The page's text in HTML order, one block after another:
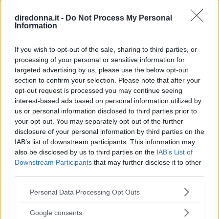
diredonna.it - Do Not Process My Personal
Information
If you wish to opt-out of the sale, sharing to third parties, or
processing of your personal or sensitive information for
targeted advertising by us, please use the below opt-out
section to confirm your selection. Please note that after your
opt-out request is processed you may continue seeing
interest-based ads based on personal information utilized by
us or personal information disclosed to third parties prior to
your opt-out. You may separately opt-out of the further
disclosure of your personal information by third parties on the
IAB’s list of downstream participants. This information may
also be disclosed by us to third parties on the IAB’s List of
Downstream Participants that may further disclose it to other
Please note that this website/app uses one or more Google
not limited to your visit or usage behaviour. You may click to
Personal Data Processing Opt Outs
Google consents
Barrette con frutta secca: 5
benefici per chi cerca uno snack
salutare
Quando si opta per opzioni fatte in casa o con un buon
profilo nutrizionale, le barrette con frutta secca permettono
di recuperare energia e apportare nutrienti preziosi. Sei tra
quelli a cui piace mangiare qualcosa di dolce a metà
giornata e che cercano snack pratici da portare ovunque?
Le barrette con frutta secca sono diventate un'opzione
molto popolare perché, oltre a essere una buona fonte di
nutrienti, possono essere consumate ovunque senza
bisogno di ricorrere a dolciumi ultraprocessati. Che tu le
prepari in casa o che ricorra a barrette con frutta secca
salutari, questo tipo di snack è perfetto per l'ufficio, tra una
riunione e l'altra, dopo un allenamento in palestra o anche
in quei giorni in cui vai di fretta. Ti condividiamo 5 motivi
per cui dovresti averne sempre qualcuna in borsa. 1. Puoi
REDAZIONE DIREDONNA